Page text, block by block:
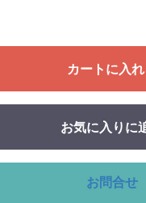
カートに入
お気に入りに
お問合せ